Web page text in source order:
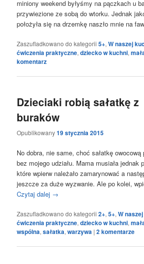
miniony weekend byłyśmy na pączkach u
przywiezione ze sobą do wtorku. Jednak
położyła się na drzemkę naszło mnie na
Zaszufladkowano do kategorii 5+,W naszej
ćwiczenia praktyczne,dziecko w kuchni,
komentarz
Dzieciaki robią sałatkę z
buraków
Opublikowany19 stycznia 2015
No dobra, nie same, choć sałatkę
bez mojego udziału. Mama musiała jednak
które wpierw należało zamarynować a
jeszcze za duże wyzwanie. Ale po kolei,
Czytaj dalej →
Zaszufladkowano do kategorii 2+,5+,W
ćwiczenia praktyczne,dziecko w kuchni,
wspólna,sałatka,warzywa |2komentarze